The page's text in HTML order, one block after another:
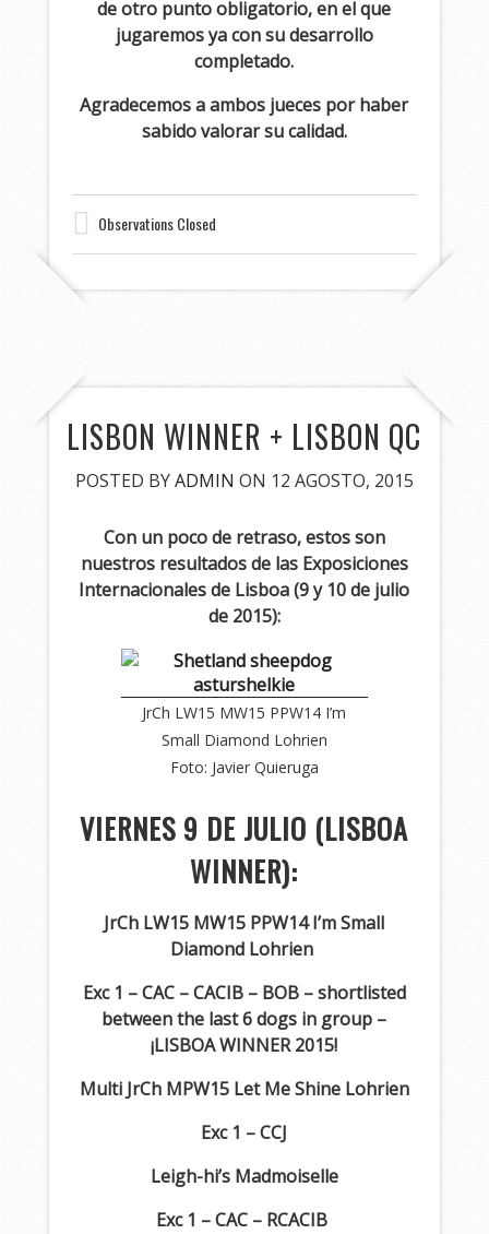
de otro punto obligatorio, en el que
jugaremos ya con su desarrollo
completado.
Agradecemos a ambos jueces por haber
sabido valorar su calidad.
Observations Closed
LISBON WINNER + LISBON QC
POSTED BYADMIN ON 12 AGOSTO, 2015
Con un poco de retraso, estos son
nuestros resultados de las Exposiciones
Internacionales de Lisboa (9 y 10 de julio
de 2015):
JrCh LW15 MW15 PPW14 I’m
Small Diamond Lohrien
Foto: Javier Quieruga
VIERNES 9 DE JULIO (LISBOA
WINNER):
JrCh LW15 MW15 PPW14 I’m Small
Diamond Lohrien
Exc 1 – CAC – CACIB – BOB – shortlisted
between the last 6 dogs in group –
¡LISBOA WINNER 2015!
Multi JrCh MPW15 Let Me Shine Lohrien
Exc 1 – CCJ
Leigh-hi’s Madmoiselle
Exc 1 – CAC – RCACIB